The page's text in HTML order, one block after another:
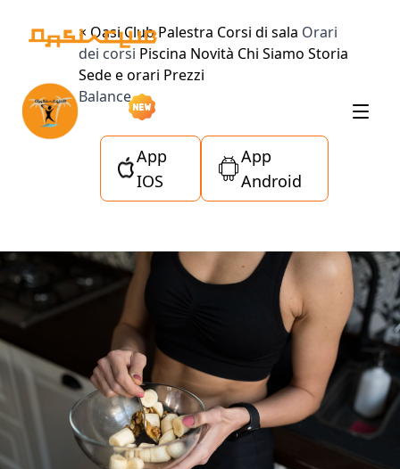
× Oasi Club Palestra Corsi di sala Orari
dei corsi Piscina Novità Chi Siamo Storia
Sede e orari Prezzi
Balance
App
IOS
App
Android